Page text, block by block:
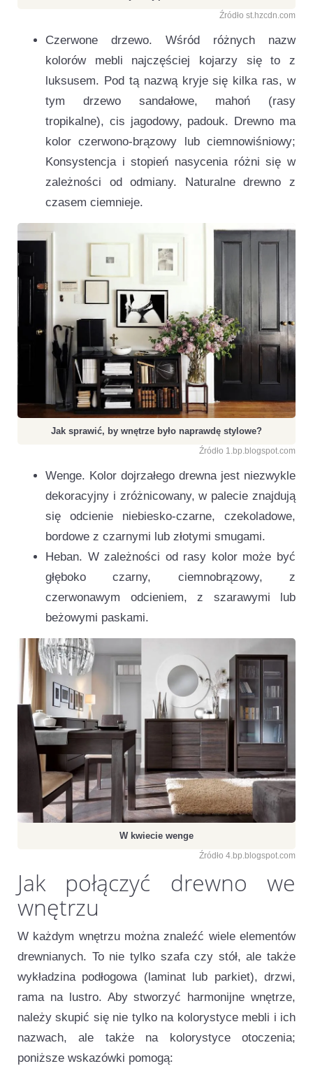
Źródło st.hzcdn.com
Czerwone drzewo. Wśród różnych nazw
kolorów mebli najczęściej kojarzy się to z
luksusem. Pod tą nazwą kryje się kilka ras, w
tym drzewo sandałowe, mahoń (rasy
tropikalne), cis jagodowy, padouk. Drewno ma
kolor czerwono-brązowy lub ciemnowiśniowy;
Konsystencja i stopień nasycenia różni się w
zależności od odmiany. Naturalne drewno z
czasem ciemnieje.
Jak sprawić, by wnętrze było naprawdę stylowe?
Źródło 1.bp.blogspot.com
Wenge. Kolor dojrzałego drewna jest niezwykle
dekoracyjny i zróżnicowany, w palecie znajdują
się odcienie niebiesko-czarne, czekoladowe,
bordowe z czarnymi lub złotymi smugami.
Heban. W zależności od rasy kolor może być
głęboko czarny, ciemnobrązowy, z
czerwonawym odcieniem, z szarawymi lub
beżowymi paskami.
W kwiecie wenge
Źródło 4.bp.blogspot.com
Jak połączyć drewno we
wnętrzu
W każdym wnętrzu można znaleźć wiele elementów
drewnianych. To nie tylko szafa czy stół, ale także
wykładzina podłogowa (laminat lub parkiet), drzwi,
rama na lustro. Aby stworzyć harmonijne wnętrze,
należy skupić się nie tylko na kolorystyce mebli i ich
nazwach, ale także na kolorystyce otoczenia;
poniższe wskazówki pomogą: